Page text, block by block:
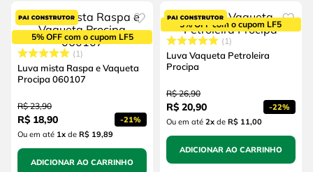
5% OFF com o cupom LF5
1
Luva mista Raspa e Vaqueta
Procipa 060107
R$ 23,90
R$ 18,90 -21%
Ou em até 1xde R$ 19,89
ADICIONAR AO CARRINHO
5% OFF com o cupom LF5
1
Luva Vaqueta Petroleira
Procipa
R$ 26,90
R$ 20,90 -22%
Ou em até 2xde R$ 11,00
ADICIONAR AO CARRINHO